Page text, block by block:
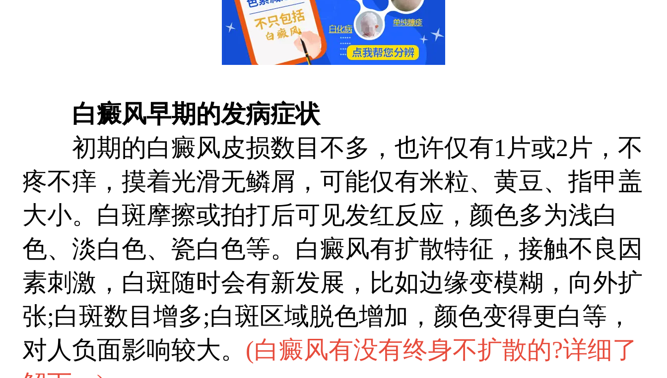
白癜风早期的发病症状
初期的白癜风皮损数目不多，也许仅有1片或2片，不
疼不痒，摸着光滑无鳞屑，可能仅有米粒、黄豆、指甲盖
大小。白斑摩擦或拍打后可见发红反应，颜色多为浅白
色、淡白色、瓷白色等。白癜风有扩散特征，接触不良因
素刺激，白斑随时会有新发展，比如边缘变模糊，向外扩
张;白斑数目增多;白斑区域脱色增加，颜色变得更白等，
对人负面影响较大。 (白癜风有没有终身不扩散的?详细了